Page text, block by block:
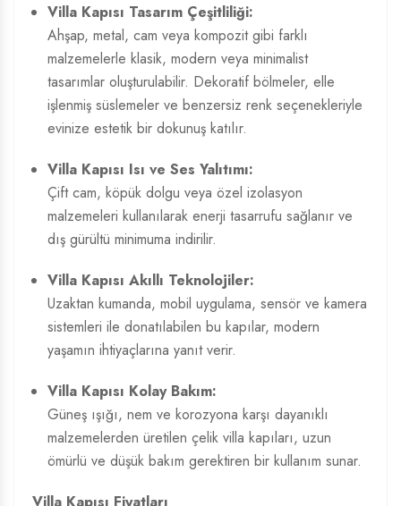
Villa Kapısı Tasarım Çeşitliliği:
Ahşap, metal, cam veya kompozit gibi farklı
malzemelerle klasik, modern veya minimalist
tasarımlar oluşturulabilir. Dekoratif bölmeler, elle
işlenmiş süslemeler ve benzersiz renk seçenekleriyle
evinize estetik bir dokunuş katılır.
Villa Kapısı Isı ve Ses Yalıtımı:
Çift cam, köpük dolgu veya özel izolasyon
malzemeleri kullanılarak enerji tasarrufu sağlanır ve
dış gürültü minimuma indirilir.
Villa Kapısı Akıllı Teknolojiler:
Uzaktan kumanda, mobil uygulama, sensör ve kamera
sistemleri ile donatılabilen bu kapılar, modern
yaşamın ihtiyaçlarına yanıt verir.
Villa Kapısı Kolay Bakım:
Güneş ışığı, nem ve korozyona karşı dayanıklı
malzemelerden üretilen çelik villa kapıları, uzun
ömürlü ve düşük bakım gerektiren bir kullanım sunar.
Villa Kapısı Fiyatları